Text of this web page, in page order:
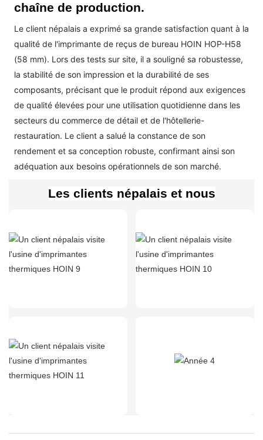
chaîne de production.
Le client népalais a exprimé sa grande satisfaction quant à la
qualité de l'imprimante de reçus de bureau HOIN HOP-H58
(58 mm). Lors des tests sur site, il a souligné sa robustesse,
la stabilité de son impression et la durabilité de ses
composants, précisant que le produit répond aux exigences
de qualité élevées pour une utilisation quotidienne dans les
secteurs du commerce de détail et de l'hôtellerie-
restauration. Le client a salué la constance de son
rendement et sa conception robuste, confirmant ainsi son
adéquation aux besoins opérationnels de son marché.
Les clients népalais et nous